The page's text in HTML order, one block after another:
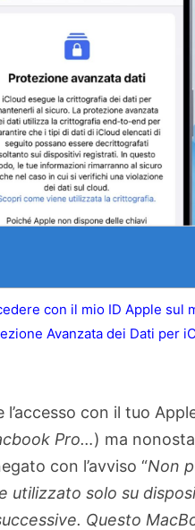
con il mio ID Apple
Avanzata dei Dati per
con il tuo
Pro…) ma
con l’avviso “Non
utilizzato solo su
Questo